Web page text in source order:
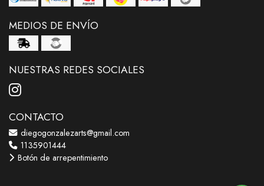
MEDIOS DE ENVÍO
NUESTRAS REDES SOCIALES
CONTACTO
diegogonzalezarts@gmail.com
1135901444
Botón de arrepentimiento